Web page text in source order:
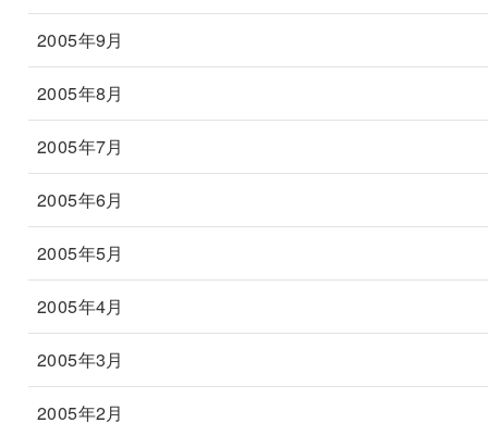
2005年9月
2005年8月
2005年7月
2005年6月
2005年5月
2005年4月
2005年3月
2005年2月